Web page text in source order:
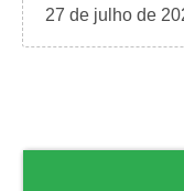
27 de julho de